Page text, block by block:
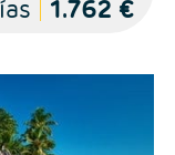
1.762 €